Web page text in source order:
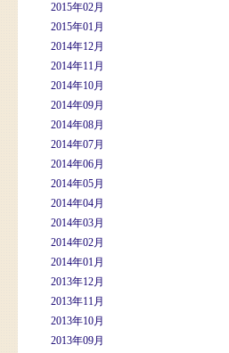
2015年02月
2015年01月
2014年12月
2014年11月
2014年10月
2014年09月
2014年08月
2014年07月
2014年06月
2014年05月
2014年04月
2014年03月
2014年02月
2014年01月
2013年12月
2013年11月
2013年10月
2013年09月